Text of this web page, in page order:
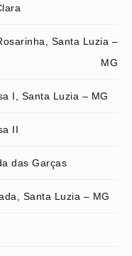
Santa Luzia –
MG
I, Santa Luzia – MG
II
das Garças
Santa Luzia – MG